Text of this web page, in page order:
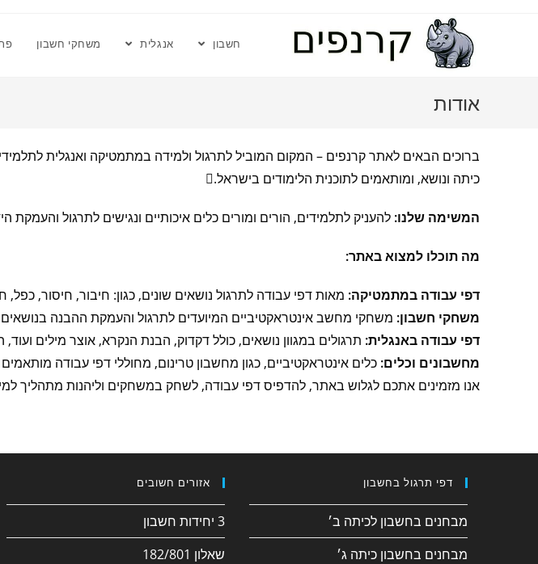
חשבון אנגלית משחקי חשבון
אודות
ברוכים הבאים לאתר קרנפים – המקום המוביל לתרגול ולמידה במתמטיקה ואנגלית
כיתה ונושא, ומותאמים לתוכנית הלימודים בישראל.
המשימה שלנו: להעניק לתלמידים, הורים ומורים כלים איכותיים ונגישים לתרגול
מה תוכלו למצוא באתר:
דפי עבודה במתמטיקה: מאות דפי עבודה לתרגול נושאים שונים, כגון: חיבור, חיסור,
משחקי חשבון: משחקי מחשב אינטראקטיביים המיועדים לתרגול והעמקת ההבנה
דפי עבודה באנגלית: תרגולים במגוון נושאים, כולל דקדוק, הבנת הנקרא, אוצר מילים
מחשבונים וכלים: כלים אינטראקטיביים, כגון מחשבון טרינום, מחוללי דפי עבודה
אנו מזמינים אתכם לגלוש באתר, להדפיס דפי עבודה, לשחק במשחקים וליהנות מתהליך
דפי תרגול בחשבון
מבחנים בחשבון לכיתה ב׳
מבחנים בחשבון כיתה ג׳
אזורים חשובים
3 יחידות חשבון
שאלון 182/801